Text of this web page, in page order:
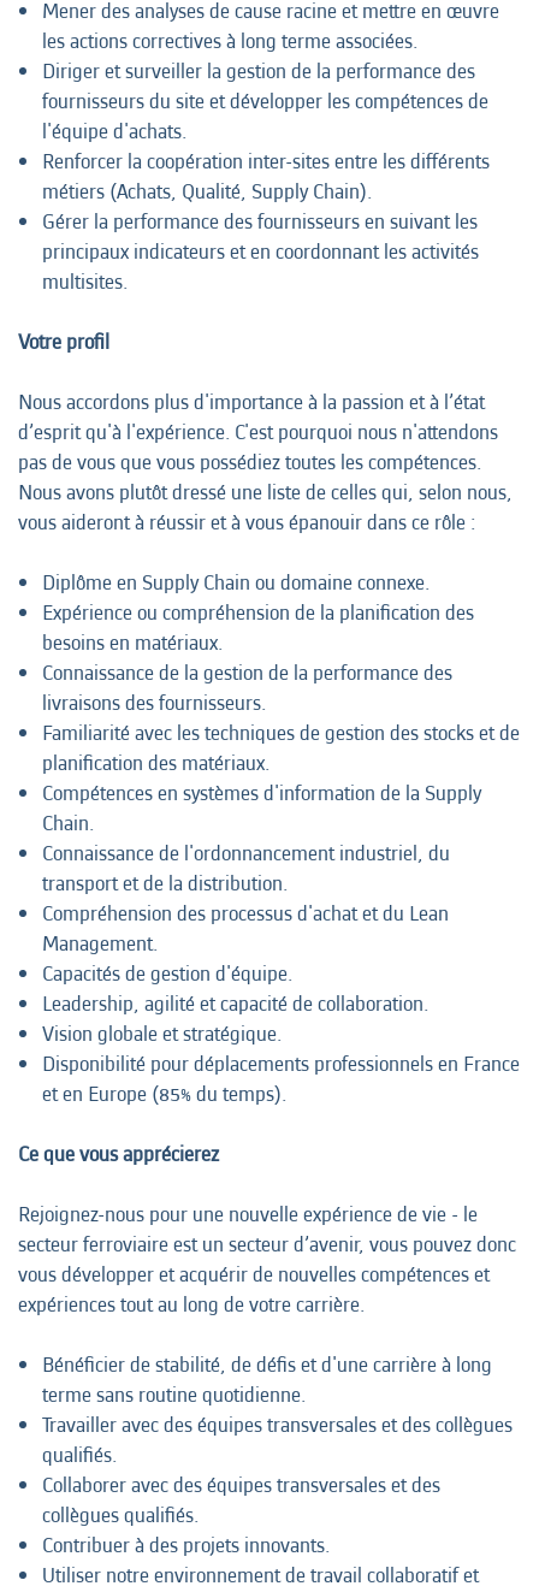
Mener des analyses de cause racine et mettre en œuvre
les actions correctives à long terme associées.
Diriger et surveiller la gestion de la performance des
fournisseurs du site et développer les compétences de
l'équipe d'achats.
Renforcer la coopération inter-sites entre les différents
métiers (Achats, Qualité, Supply Chain).
Gérer la performance des fournisseurs en suivant les
principaux indicateurs et en coordonnant les activités
multisites.
Votre profil
Nous accordons plus d'importance à la passion et à l’état
d’esprit qu'à l'expérience. C'est pourquoi nous n'attendons
pas de vous que vous possédiez toutes les compétences.
Nous avons plutôt dressé une liste de celles qui, selon nous,
vous aideront à réussir et à vous épanouir dans ce rôle :
Diplôme en Supply Chain ou domaine connexe.
Expérience ou compréhension de la planification des
besoins en matériaux.
Connaissance de la gestion de la performance des
livraisons des fournisseurs.
Familiarité avec les techniques de gestion des stocks et de
planification des matériaux.
Compétences en systèmes d'information de la Supply
Chain.
Connaissance de l'ordonnancement industriel, du
transport et de la distribution.
Compréhension des processus d'achat et du Lean
Management.
Capacités de gestion d'équipe.
Leadership, agilité et capacité de collaboration.
Vision globale et stratégique.
Disponibilité pour déplacements professionnels en France
et en Europe (85% du temps).
Ce que vous apprécierez
Rejoignez-nous pour une nouvelle expérience de vie - le
secteur ferroviaire est un secteur d’avenir, vous pouvez donc
vous développer et acquérir de nouvelles compétences et
expériences tout au long de votre carrière.
Bénéficier de stabilité, de défis et d'une carrière à long
terme sans routine quotidienne.
Travailler avec des équipes transversales et des collègues
qualifiés.
Collaborer avec des équipes transversales et des
collègues qualifiés.
Contribuer à des projets innovants.
Utiliser notre environnement de travail collaboratif et